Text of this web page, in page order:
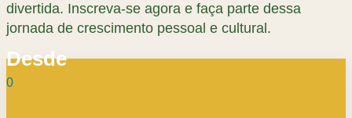
divertida. Inscreva-se agora e faça parte dessa
jornada de crescimento pessoal e cultural.
Desde
0